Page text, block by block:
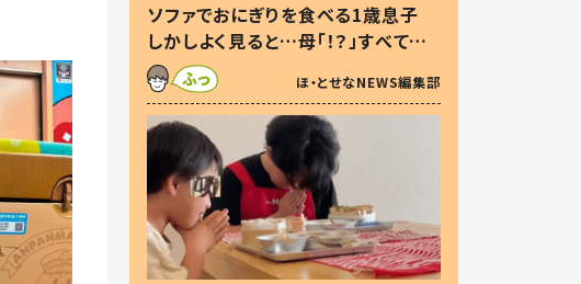
ソファでおにぎりを食べる1歳息子
しかしよく見ると…母「！？」すべてを
察した母の投稿に「可愛いから許
す！」「現行犯〜」
ほ・とせなNEWS編集部